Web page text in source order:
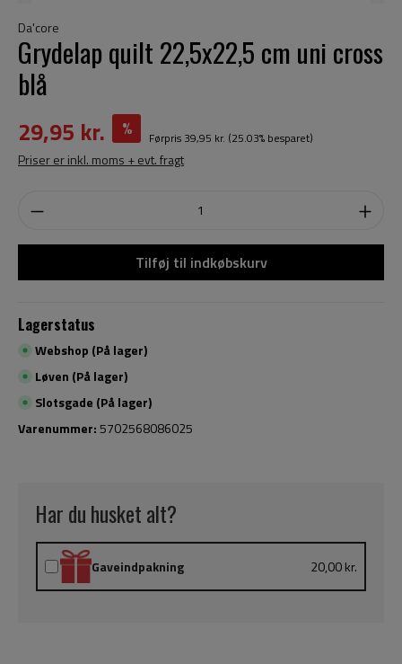
Da'core
Grydelap quilt 22,5x22,5 cm uni cross
blå
29,95 kr. % Førpris 39,95 kr. (25.03% besparet)
Priser er inkl. moms + evt. fragt
Tilføj til indkøbskurv
Lagerstatus
Webshop (På lager)
Løven (På lager)
Slotsgade (På lager)
Varenummer:5702568086025
Har du husket alt?
Gaveindpakning 20,00 kr.